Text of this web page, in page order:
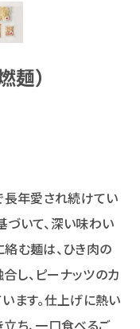
）
年愛され続けてい
づいて、深い味わい
む麺は、ひき肉の
し、ピーナッツのカ
ます。仕上げに熱い
ち、一口食べるご